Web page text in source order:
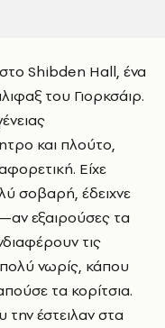
Shibden Hall, ένα
του Γιορκσάιρ.
και πλούτο,
Είχε
σοβαρή, έδειχνε
εξαιρούσες τα
τις
νωρίς, κάπου
τα κορίτσια.
έστειλαν στα